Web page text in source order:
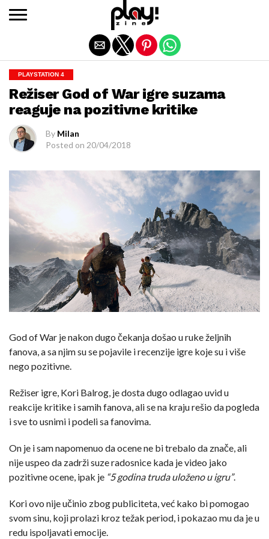
PLAYSTATION 4
Režiser God of War igre suzama
reaguje na pozitivne kritike
By Milan
Posted on 20/04/2018
God of War je nakon dugo čekanja došao u ruke željnih
fanova, a sa njim su se pojavile i recenzije igre koje su i više
nego pozitivne.
Režiser igre, Kori Balrog, je dosta dugo odlagao uvid u
reakcije kritike i samih fanova, ali se na kraju rešio da pogleda
i sve to usnimi i podeli sa fanovima.
On je i sam napomenuo da ocene ne bi trebalo da znače, ali
nije uspeo da zadrži suze radosnice kada je video jako
pozitivne ocene, ipak je “5 godina truda uloženo u igru”.
Kori ovo nije učinio zbog publiciteta, već kako bi pomogao
svom sinu, koji prolazi kroz težak period, i pokazao mu da je u
redu ispoljavati emocije.
Exit mobile version